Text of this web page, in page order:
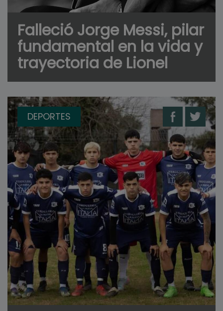
Falleció Jorge Messi, pilar
fundamental en la vida y
trayectoria de Lionel
DEPORTES